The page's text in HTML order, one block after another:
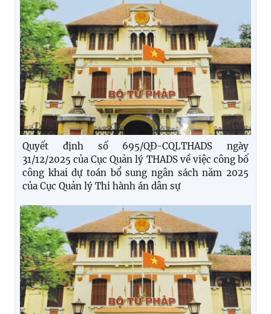
Quyết định số 695/QĐ-CQLTHADS ngày
31/12/2025 của Cục Quản lý THADS về việc công bố
công khai dự toán bổ sung ngân sách năm 2025
của Cục Quản lý Thi hành án dân sự